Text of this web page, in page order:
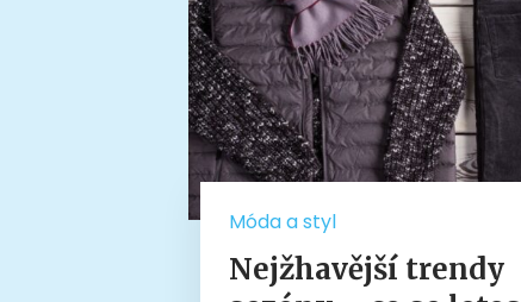
Móda a styl
Nejžhavější trendy